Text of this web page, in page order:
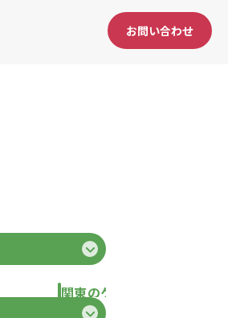
お問い合わせ
関東のケータリングカー